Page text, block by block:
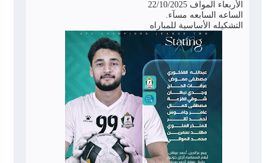
الأربعاء المواف 22/10/2025
الساعه السابعه مسآء.
التشكيله الأساسية للمباراه